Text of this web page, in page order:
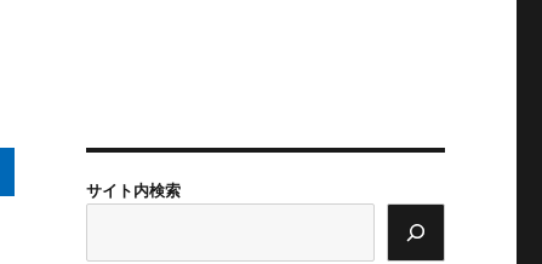
サイト内検索